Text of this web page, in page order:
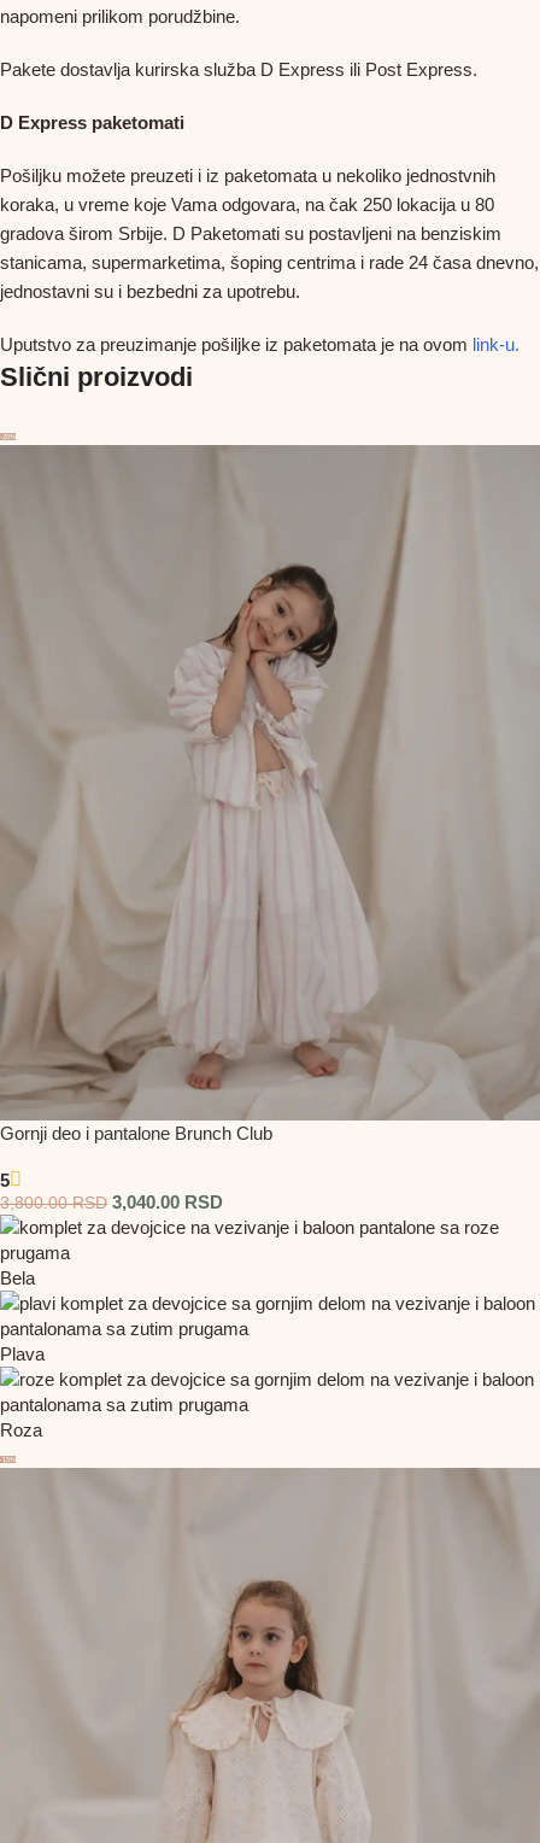
napomeni prilikom porudžbine.
Pakete dostavlja kurirska služba D Express ili Post Express.
D Express paketomati
Pošiljku možete preuzeti i iz paketomata u nekoliko jednostvnih
koraka, u vreme koje Vama odgovara, na čak 250 lokacija u 80
gradova širom Srbije. D Paketomati su postavljeni na benziskim
stanicama, supermarketima, šoping centrima i rade 24 časa dnevno,
jednostavni su i bezbedni za upotrebu.
Uputstvo za preuzimanje pošiljke iz paketomata je na ovom link-u.
Slični proizvodi
-20%
Gornji deo i pantalone Brunch Club
5
3,800.00RSD 3,040.00 RSD
Bela
Plava
Roza
-15%